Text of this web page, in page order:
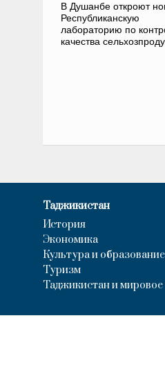
В Душанбе откроют
Республиканскую
лабораторию по
качества
Таджикистан
История
Экономика
Культура и образование
Туризм
Таджикистан и